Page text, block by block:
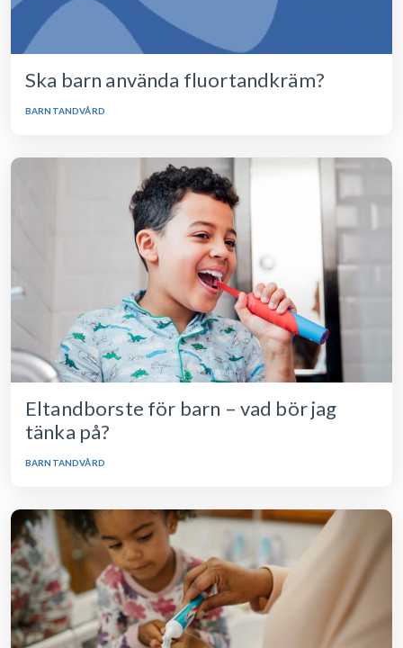
Ska barn använda fluortandkräm?
BARNTANDVÅRD
Eltandborste för barn – vad bör jag
tänka på?
BARNTANDVÅRD